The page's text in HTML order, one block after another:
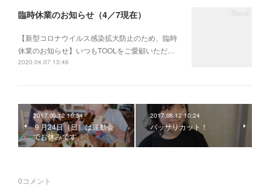
臨時休業のお知らせ（4／7現在）
【新型コロナウイルス感染拡大防止のため、臨時
休業のお知らせ】いつもTOOLをご愛顧いただ…
2020.04.07 13:46
2017.09.12 10:54
９月24日（日）は運動会
でお休みです。
2017.08.12 10:24
バッサリカット！
0コメント